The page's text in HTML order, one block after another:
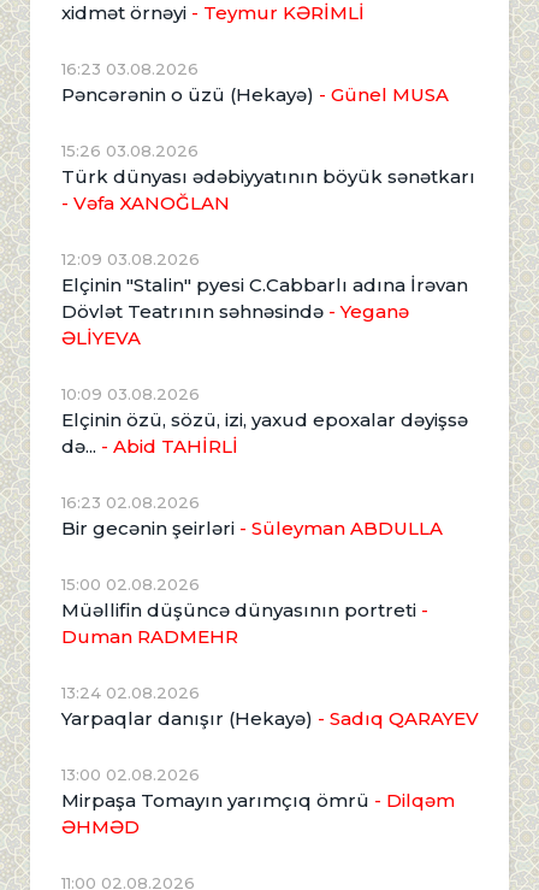
xidmət örnəyi - Teymur KƏRİMLİ
16:23 03.08.2026
Pəncərənin o üzü (Hekayə) - Günel MUSA
15:26 03.08.2026
Türk dünyası ədəbiyyatının böyük sənətkarı
- Vəfa XANOĞLAN
12:09 03.08.2026
Elçinin "Stalin" pyesi C.Cabbarlı adına İrəvan
Dövlət Teatrının səhnəsində - Yeganə
ƏLİYEVA
10:09 03.08.2026
Elçinin özü, sözü, izi, yaxud epoxalar dəyişsə
də... - Abid TAHİRLİ
16:23 02.08.2026
Bir gecənin şeirləri - Süleyman ABDULLA
15:00 02.08.2026
Müəllifin düşüncə dünyasının portreti -
Duman RADMEHR
13:24 02.08.2026
Yarpaqlar danışır (Hekayə) - Sadıq QARAYEV
13:00 02.08.2026
Mirpaşa Tomayın yarımçıq ömrü - Dilqəm
ƏHMƏD
11:00 02.08.2026